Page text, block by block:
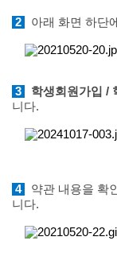
2 아래 화면 하단
3 학생회원가입 /
니다.
4 약관 내용을 확
니다.